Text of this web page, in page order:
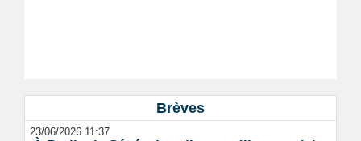
Brèves
23/06/2026 11:37